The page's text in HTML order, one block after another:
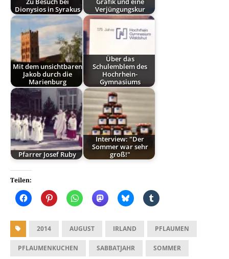
Zu Besuch bei
Dionysios in Syrakus
Grafik und eine
Verjüngungskur
Mit dem unsichtbaren
Jakob durch die
Marienburg
Über das
Schulemblem des
Hochrhein-
Gymnasiums
Pfarrer Josef Ruby
Interview: "Der
Sommer war sehr
groß!"
Teilen:
2014 AUGUST IRLAND PFLAUMEN
PFLAUMENKUCHEN SABBATJAHR SOMMER